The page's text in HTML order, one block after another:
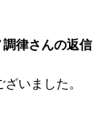
調律さんの返信
いました。